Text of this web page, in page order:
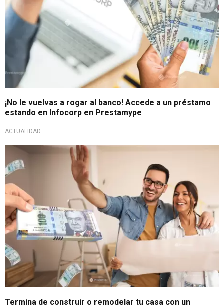
¡No le vuelvas a rogar al banco! Accede a un préstamo
estando en Infocorp en Prestamype
ACTUALIDAD
¡No dejes pasar esta oportunidad!
Termina de construir o remodelar tu casa con un